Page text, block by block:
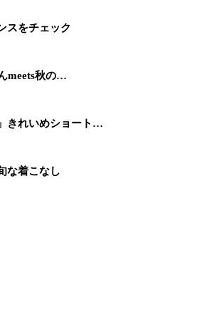
スをチェック
meets秋の…
きれいめショート…
な着こなし